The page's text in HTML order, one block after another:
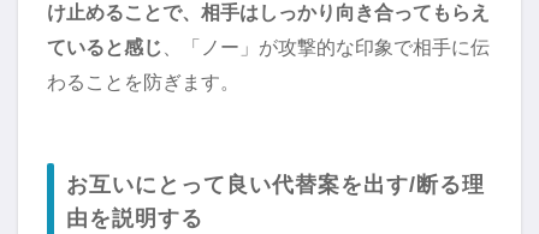
け止めることで、相手はしっかり向き合ってもらえ
ていると感じ 、「ノー」が攻撃的な印象で相手に伝
わることを防ぎます。
お互いにとって良い代替案を出す/断る理
由を説明する